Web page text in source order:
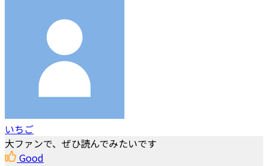
いちご
大ファンで、ぜひ読んでみたいです
Good